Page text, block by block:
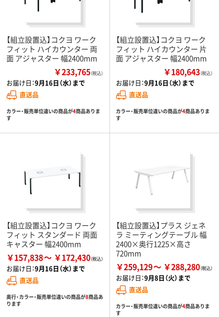
【組立設置込】コクヨ ワーク
フィット ハイカウンター 両
面 アジャスター 幅2400mm
￥233,765（税込）
お届け日：9月16日（水）まで
直送品
カラー・販売単位違いの商品が4商品ありま
す
【組立設置込】コクヨ ワーク
フィット ハイカウンター 片
面 アジャスター 幅2400mm
￥180,643（税込）
お届け日：9月16日（水）まで
直送品
カラー・販売単位違いの商品が4商品ありま
す
【組立設置込】コクヨ ワーク
フィット スタンダード 両面
キャスター 幅2400mm
￥157,838 ￥172,430
お届け日：9月16日（水）まで
直送品
奥行・カラー・販売単位違いの商品が8商品あ
ります
【組立設置込】プラス ジェネ
ラ ミーティングテーブル 幅
2400×奥行1225×高さ
720mm
￥259,129 ￥288,280
お届け日：9月8日（火）まで
直送品
カラー・販売単位違いの商品が4商品ありま
す